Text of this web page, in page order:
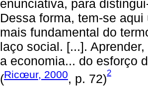
enunciativa, para
Dessa forma, tem-se
mais fundamental do
laço social. [...].
a economia... do esforço
(Ricœur, 2000, p. 72)2